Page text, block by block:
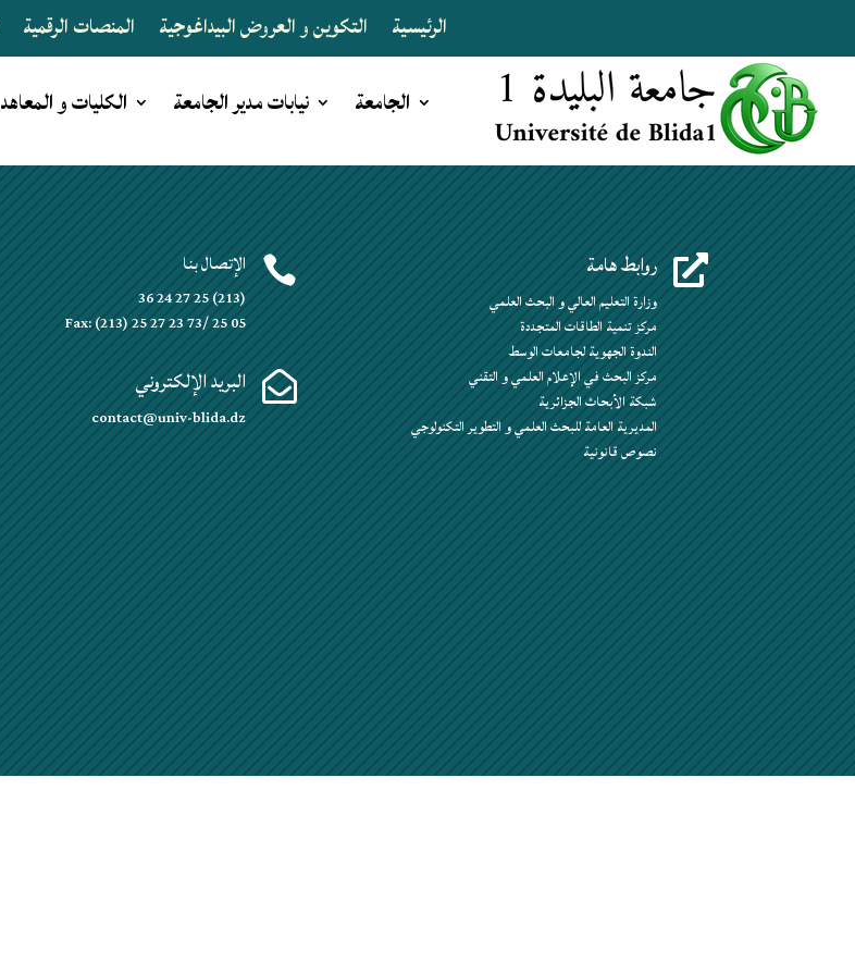
الرئيسية التكوين و العروض البيداغوجية المنصات الرقمية
الجامعة نيابات مدير الجامعة الكليات و المعاهد
 الإتصال بنا
(213) 25 27 24 36
Fax: (213) 25 27 23 73/ 25 05
 البريد الإلكتروني
contact@univ-blida.dz
 روابط هامة
وزارة التعليم العالي و البحث العلمي
مركز تنمية الطاقات المتجددة
الندوة الجهوية لجامعات الوسط
مركز البحث في الإعلام العلمي و التقني
شبكة الأبحاث الجزائرية
المديرية العامة للبحث العلمي و التطوير التكنولوجي
نصوص قانونية